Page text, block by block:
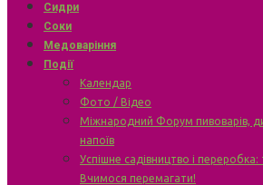
Сидри
Соки
Медоваріння
Події
Календар
Фото / Відео
Міжнародний Форум пивоварів,
напоїв
Успішне садівництво і переробка:
Вчимося перемагати!